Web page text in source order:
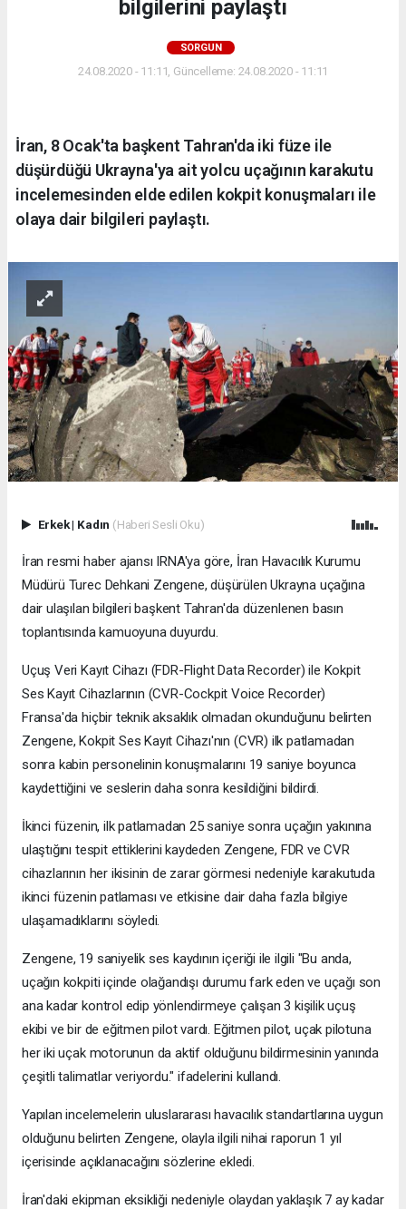
bilgilerini paylaştı
SORGUN
24.08.2020 - 11:11, Güncelleme: 24.08.2020 - 11:11
İran, 8 Ocak'ta başkent Tahran'da iki füze ile
düşürdüğü Ukrayna'ya ait yolcu uçağının karakutu
incelemesinden elde edilen kokpit konuşmaları ile
olaya dair bilgileri paylaştı.
Erkek| Kadın (Haberi Sesli Oku)
İran resmi haber ajansı IRNA'ya göre, İran Havacılık Kurumu
Müdürü Turec Dehkani Zengene, düşürülen Ukrayna uçağına
dair ulaşılan bilgileri başkent Tahran'da düzenlenen basın
toplantısında kamuoyuna duyurdu.
Uçuş Veri Kayıt Cihazı (FDR-Flight Data Recorder) ile Kokpit
Ses Kayıt Cihazlarının (CVR-Cockpit Voice Recorder)
Fransa'da hiçbir teknik aksaklık olmadan okunduğunu belirten
Zengene, Kokpit Ses Kayıt Cihazı'nın (CVR) ilk patlamadan
sonra kabin personelinin konuşmalarını 19 saniye boyunca
kaydettiğini ve seslerin daha sonra kesildiğini bildirdi.
İkinci füzenin, ilk patlamadan 25 saniye sonra uçağın yakınına
ulaştığını tespit ettiklerini kaydeden Zengene, FDR ve CVR
cihazlarının her ikisinin de zarar görmesi nedeniyle karakutuda
ikinci füzenin patlaması ve etkisine dair daha fazla bilgiye
ulaşamadıklarını söyledi.
Zengene, 19 saniyelik ses kaydının içeriği ile ilgili "Bu anda,
uçağın kokpiti içinde olağandışı durumu fark eden ve uçağı son
ana kadar kontrol edip yönlendirmeye çalışan 3 kişilik uçuş
ekibi ve bir de eğitmen pilot vardı. Eğitmen pilot, uçak pilotuna
her iki uçak motorunun da aktif olduğunu bildirmesinin yanında
çeşitli talimatlar veriyordu." ifadelerini kullandı.
Yapılan incelemelerin uluslararası havacılık standartlarına uygun
olduğunu belirten Zengene, olayla ilgili nihai raporun 1 yıl
içerisinde açıklanacağını sözlerine ekledi.
İran'daki ekipman eksikliği nedeniyle olaydan yaklaşık 7 ay kadar